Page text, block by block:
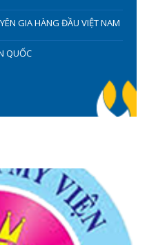
GIA HÀNG ĐẦU VIỆT NAM
QUỐC